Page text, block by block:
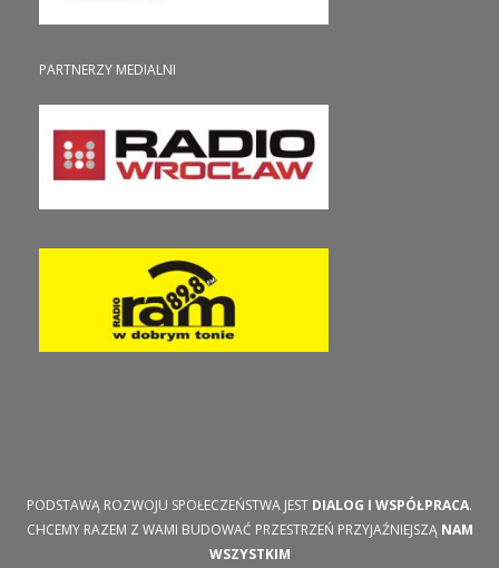
PARTNERZY MEDIALNI
PODSTAWĄ ROZWOJU SPOŁECZEŃSTWA JEST DIALOG I WSPÓŁPRACA.
CHCEMY RAZEM Z WAMI BUDOWAĆ PRZESTRZEŃ PRZYJAŹNIEJSZĄ NAM
WSZYSTKIM